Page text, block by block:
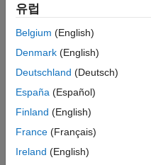
유럽
Belgium (English)
Denmark (English)
Deutschland (Deutsch)
España (Español)
Finland (English)
France (Français)
Ireland (English)
신뢰 센터 등록 상표
애플리케이션 상태
© 1994-2026 The